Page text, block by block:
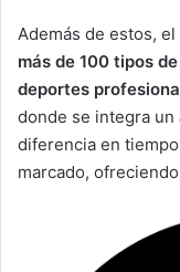
Además de estos, el
más de 100 tipos
deportes
donde se integra un
diferencia en
marcado,